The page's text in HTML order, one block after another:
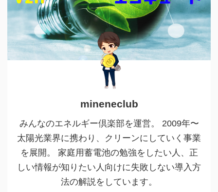
mineneclub
みんなのエネルギー倶楽部を運営。 2009年〜
太陽光業界に携わり、クリーンにしていく事業
を展開。 家庭用蓄電池の勉強をしたい人、正
しい情報が知りたい人向けに失敗しない導入方
法の解説をしています。